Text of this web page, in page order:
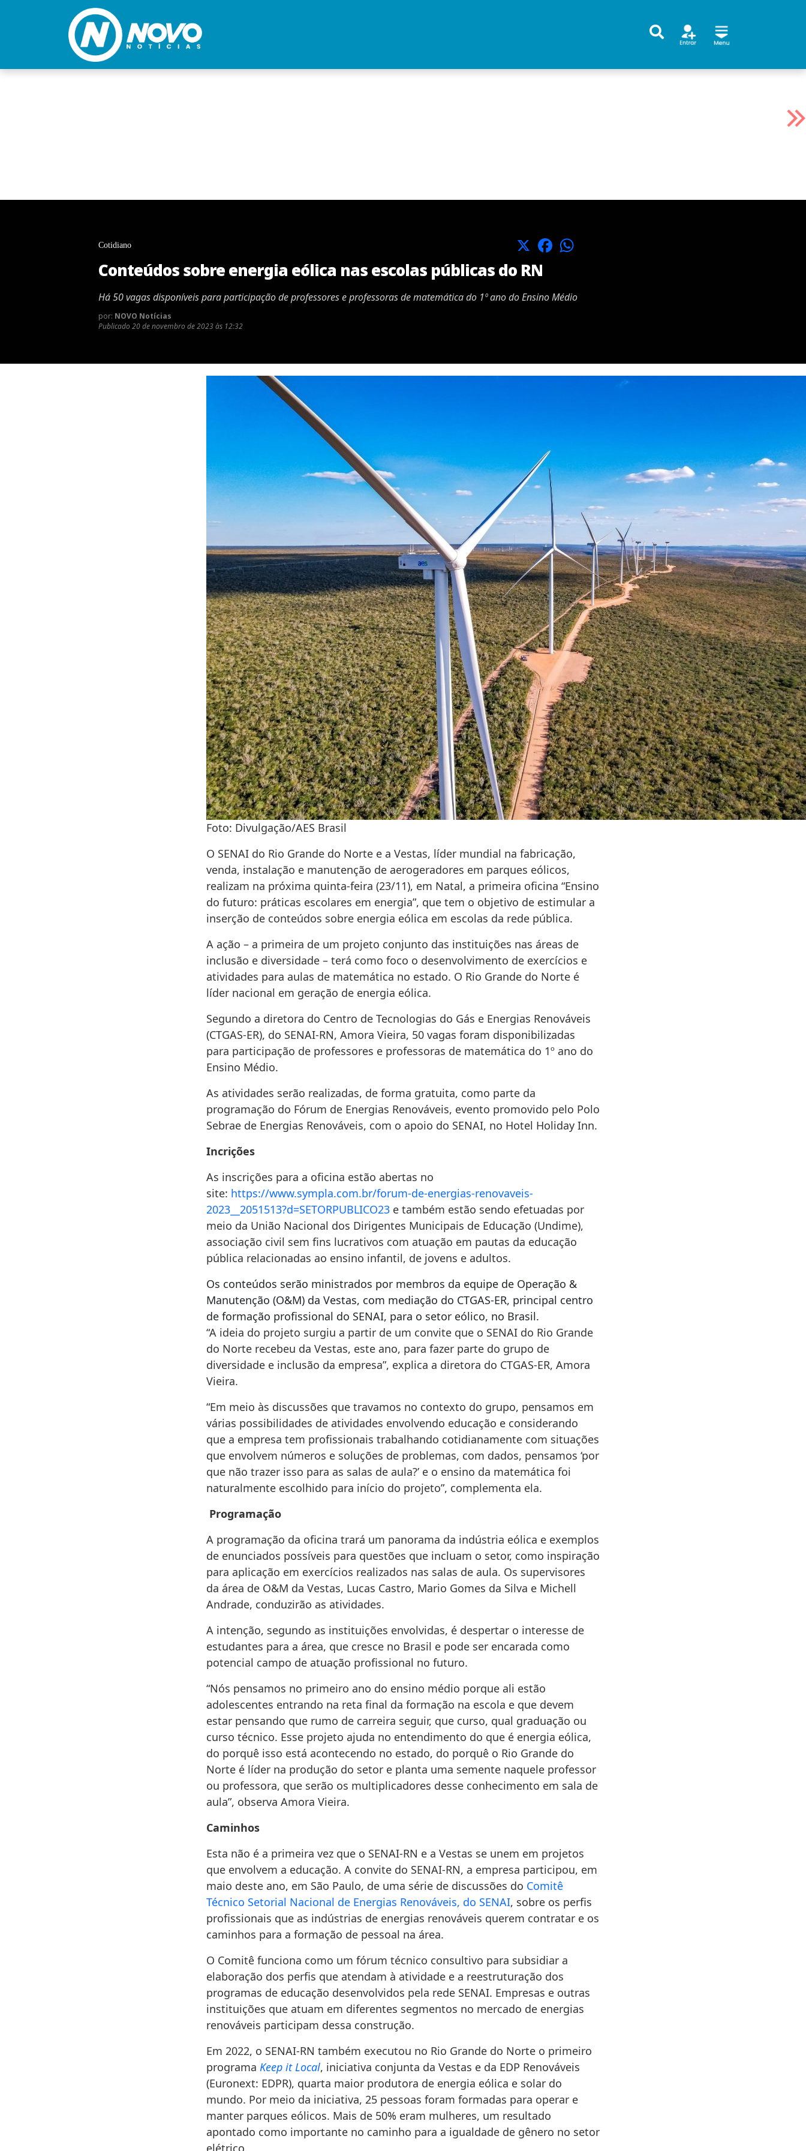
Cotidiano X Facebook
Conteúdos sobre energia eólica nas escolas públicas do RN
Há 50 vagas disponíveis para participação de professores e professoras de matemática do 1º ano do Ensino Médio
por: NOVO Notícias
Publicado 20 de novembro de 2023 às 12:32
Foto: Divulgação/AES Brasil
O SENAI do Rio Grande do Norte e a Vestas, líder mundial na fabricação,
venda, instalação e manutenção de aerogeradores em parques eólicos,
realizam na próxima quinta-feira (23/11), em Natal, a primeira oficina “Ensino
do futuro: práticas escolares em energia”, que tem o objetivo de estimular a
inserção de conteúdos sobre energia eólica em escolas da rede pública.
A ação – a primeira de um projeto conjunto das instituições nas áreas de
inclusão e diversidade – terá como foco o desenvolvimento de exercícios e
atividades para aulas de matemática no estado. O Rio Grande do Norte é
líder nacional em geração de energia eólica.
Segundo a diretora do Centro de Tecnologias do Gás e Energias Renováveis
(CTGAS-ER), do SENAI-RN, Amora Vieira, 50 vagas foram disponibilizadas
para participação de professores e professoras de matemática do 1º ano do
Ensino Médio.
As atividades serão realizadas, de forma gratuita, como parte da
programação do Fórum de Energias Renováveis, evento promovido pelo Polo
Sebrae de Energias Renováveis, com o apoio do SENAI, no Hotel Holiday Inn.
Incrições
As inscrições para a oficina estão abertas no
site: https://www.sympla.com.br/forum-de-energias-renovaveis-
2023__2051513?d=SETORPUBLICO23 e também estão sendo efetuadas por
meio da União Nacional dos Dirigentes Municipais de Educação (Undime),
associação civil sem fins lucrativos com atuação em pautas da educação
pública relacionadas ao ensino infantil, de jovens e adultos.
Os conteúdos serão ministrados por membros da equipe de Operação &
Manutenção (O&M) da Vestas, com mediação do CTGAS-ER, principal centro
de formação profissional do SENAI, para o setor eólico, no Brasil.
“A ideia do projeto surgiu a partir de um convite que o SENAI do Rio Grande
do Norte recebeu da Vestas, este ano, para fazer parte do grupo de
diversidade e inclusão da empresa”, explica a diretora do CTGAS-ER, Amora
Vieira.
“Em meio às discussões que travamos no contexto do grupo, pensamos em
várias possibilidades de atividades envolvendo educação e considerando
que a empresa tem profissionais trabalhando cotidianamente com situações
que envolvem números e soluções de problemas, com dados, pensamos ‘por
que não trazer isso para as salas de aula?’ e o ensino da matemática foi
naturalmente escolhido para início do projeto”, complementa ela.
Programação
A programação da oficina trará um panorama da indústria eólica e exemplos
de enunciados possíveis para questões que incluam o setor, como inspiração
para aplicação em exercícios realizados nas salas de aula. Os supervisores
da área de O&M da Vestas, Lucas Castro, Mario Gomes da Silva e Michell
Andrade, conduzirão as atividades.
A intenção, segundo as instituições envolvidas, é despertar o interesse de
estudantes para a área, que cresce no Brasil e pode ser encarada como
potencial campo de atuação profissional no futuro.
“Nós pensamos no primeiro ano do ensino médio porque ali estão
adolescentes entrando na reta final da formação na escola e que devem
estar pensando que rumo de carreira seguir, que curso, qual graduação ou
curso técnico. Esse projeto ajuda no entendimento do que é energia eólica,
do porquê isso está acontecendo no estado, do porquê o Rio Grande do
Norte é líder na produção do setor e planta uma semente naquele professor
ou professora, que serão os multiplicadores desse conhecimento em sala de
aula”, observa Amora Vieira.
Caminhos
Esta não é a primeira vez que o SENAI-RN e a Vestas se unem em projetos
que envolvem a educação. A convite do SENAI-RN, a empresa participou, em
maio deste ano, em São Paulo, de uma série de discussões do Comitê
Técnico Setorial Nacional de Energias Renováveis, do SENAI, sobre os perfis
profissionais que as indústrias de energias renováveis querem contratar e os
caminhos para a formação de pessoal na área.
O Comitê funciona como um fórum técnico consultivo para subsidiar a
elaboração dos perfis que atendam à atividade e a reestruturação dos
programas de educação desenvolvidos pela rede SENAI. Empresas e outras
instituições que atuam em diferentes segmentos no mercado de energias
renováveis participam dessa construção.
Em 2022, o SENAI-RN também executou no Rio Grande do Norte o primeiro
programa Keep it Local, iniciativa conjunta da Vestas e da EDP Renováveis
(Euronext: EDPR), quarta maior produtora de energia eólica e solar do
mundo. Por meio da iniciativa, 25 pessoas foram formadas para operar e
manter parques eólicos. Mais de 50% eram mulheres, um resultado
apontado como importante no caminho para a igualdade de gênero no setor
elétrico.